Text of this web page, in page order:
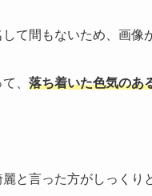
て間もないため、画像
、 落ち着いた色気のあ
と言った方がしっくり